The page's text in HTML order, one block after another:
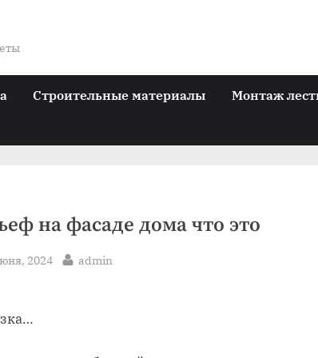
Строительные материалы Монтаж
на фасаде дома что это
2024 By
admin